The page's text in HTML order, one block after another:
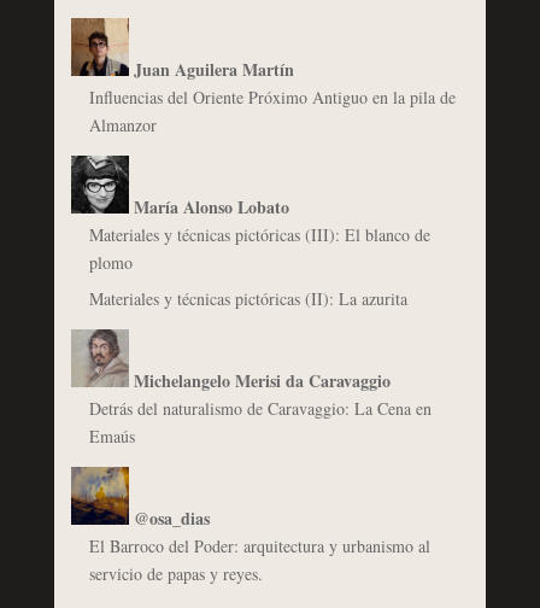
Juan Aguilera Martín
Influencias del Oriente Próximo Antiguo en la pila de
Almanzor
María Alonso Lobato
Materiales y técnicas pictóricas (III): El blanco de
plomo
Materiales y técnicas pictóricas (II): La azurita
Michelangelo Merisi da Caravaggio
Detrás del naturalismo de Caravaggio: La Cena en
Emaús
@osa_dias
El Barroco del Poder: arquitectura y urbanismo al
servicio de papas y reyes.